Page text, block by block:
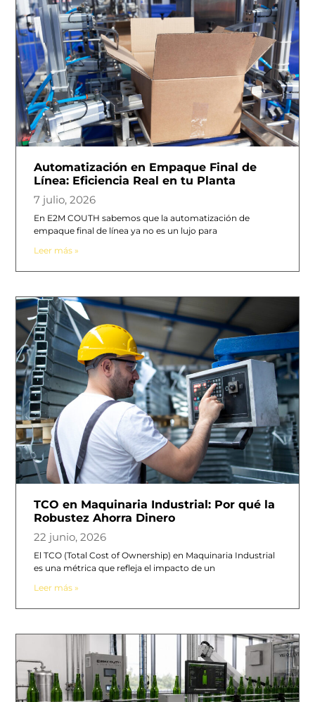
Automatización en Empaque Final de
Línea: Eficiencia Real en tu Planta
7 julio, 2026
En E2M COUTH sabemos que la automatización de
empaque final de línea ya no es un lujo para
Leer más »
TCO en Maquinaria Industrial: Por qué la
Robustez Ahorra Dinero
22 junio, 2026
El TCO (Total Cost of Ownership) en Maquinaria Industrial
es una métrica que refleja el impacto de un
Leer más »